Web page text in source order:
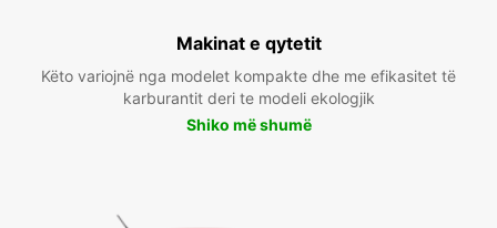
Makinat e qytetit
Këto variojnë nga modelet kompakte dhe me efikasitet të
karburantit deri te modeli ekologjik
Shiko më shumë